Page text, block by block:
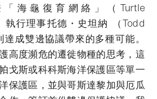
海龜復育網絡」（Turtle
執行理事托德・史坦納 （Todd
成雙邊協議帶來的多種可能。
高度瀕危的遷徙物種的思考，這
戈斯或科科斯海洋保護區等單一
保護區，並與哥斯達黎加與厄瓜